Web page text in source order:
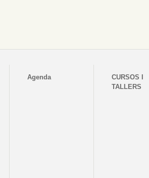
Agenda
CURSOS I
TALLERS